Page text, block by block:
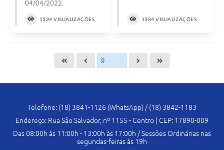
04/04/2022.
1334 VISUALIZAÇÕES 1384 VISUALIZAÇÕES
Telefone: (18) 3841-1126 (WhatsApp) / (18) 3842-1183
Endereço: Rua São Salvador, nº 1155 - Centro | CEP: 17890-009
Das 08:00h às 11:00h - 13:00h às 17:00h / Sessões Ordinárias nas
segundas-feiras às 19h